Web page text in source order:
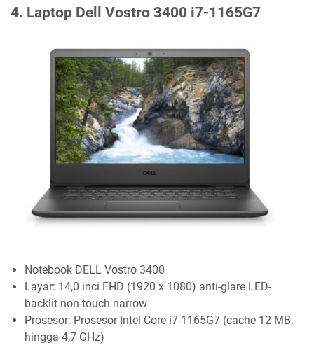
4. Laptop Dell Vostro 3400 i7-1165G7
Notebook DELL Vostro 3400
Layar: 14,0 inci FHD (1920 x 1080) anti-glare LED-
backlit non-touch narrow
Prosesor: Prosesor Intel Core i7-1165G7 (cache 12 MB,
hingga 4,7 GHz)